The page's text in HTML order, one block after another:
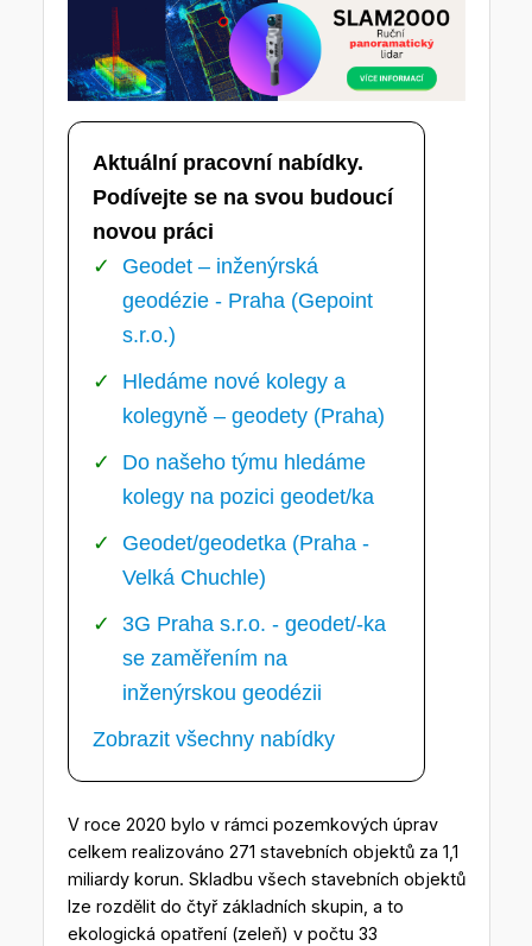
Aktuální pracovní nabídky.
Podívejte se na svou budoucí
novou práci
Geodet – inženýrská
geodézie - Praha (Gepoint
s.r.o.)
Hledáme nové kolegy a
kolegyně – geodety (Praha)
Do našeho týmu hledáme
kolegy na pozici geodet/ka
Geodet/geodetka (Praha -
Velká Chuchle)
3G Praha s.r.o. - geodet/-ka
se zaměřením na
inženýrskou geodézii
Zobrazit všechny nabídky
V roce 2020 bylo v rámci pozemkových úprav
celkem realizováno 271 stavebních objektů za 1,1
miliardy korun. Skladbu všech stavebních objektů
lze rozdělit do čtyř základních skupin, a to
ekologická opatření (zeleň) v počtu 33